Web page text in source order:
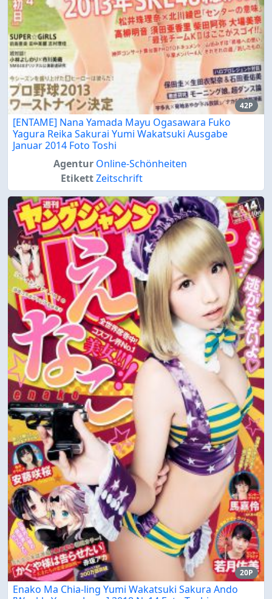
42P
[ENTAME] Nana Yamada Mayu Ogasawara Fuko
Yagura Reika Sakurai Yumi Wakatsuki Ausgabe
Januar 2014 Foto Toshi
Agentur Online-Schönheiten
EtikettZeitschrift
20P
Enako Ma Chia-ling Yumi Wakatsuki Sakura Ando